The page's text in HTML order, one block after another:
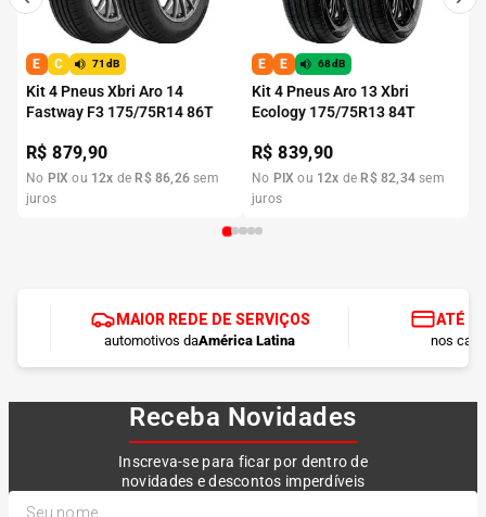
E C 71dB
Kit 4 Pneus Xbri Aro 14
Fastway F3 175/75R14 86T
R$879,90
No PIX ou 12x de R$ 86,26 sem
juros
E E 68dB
Kit 4 Pneus Aro 13 Xbri
Ecology 175/75R13 84T
R$839,90
No PIX ou 12x de R$ 82,34 sem
juros
MAIOR REDE DE SERVIÇOS
automotivos daAmérica Latina
ATÉ
nos
Receba Novidades
Inscreva-se para ficar por dentro de
novidades e descontos imperdíveis